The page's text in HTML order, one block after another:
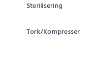
Sterilisering
Tork/Kompresser